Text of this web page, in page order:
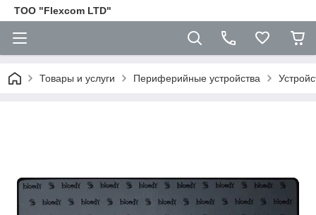
ТОО "Flexcom LTD"
Товары и услуги Периферийные устройства